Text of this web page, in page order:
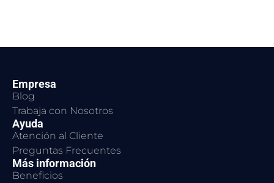
Empresa
Blog
Trabaja con Nosotros
Ayuda
Atención al Cliente
Preguntas Frecuentes
Más información
Beneficios